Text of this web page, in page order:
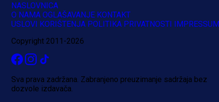
NASLOVNICA
O NAMA OGLAŠAVANJE KONTAKT
USLOVI KORIŠTENJA POLITIKA PRIVATNOSTI IMPRESSUM
Copyright 2011-2026
Sva prava zadržana. Zabranjeno preuzimanje sadržaja bez
dozvole izdavača.